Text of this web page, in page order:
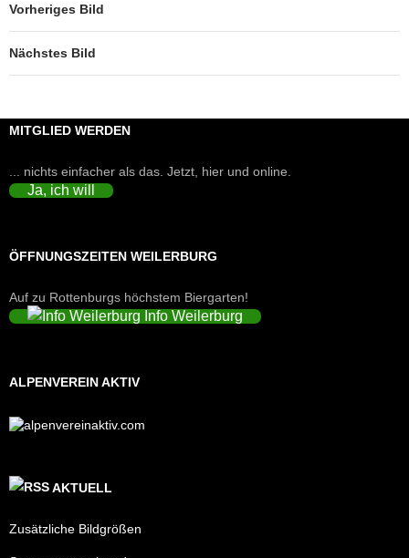
Vorheriges Bild
Nächstes Bild
MITGLIED WERDEN
... nichts einfacher als das. Jetzt, hier und online.
Ja, ich will
ÖFFNUNGSZEITEN WEILERBURG
Auf zu Rottenburgs höchstem Biergarten!
Info Weilerburg
ALPENVEREIN AKTIV
AKTUELL
Zusätzliche Bildgrößen